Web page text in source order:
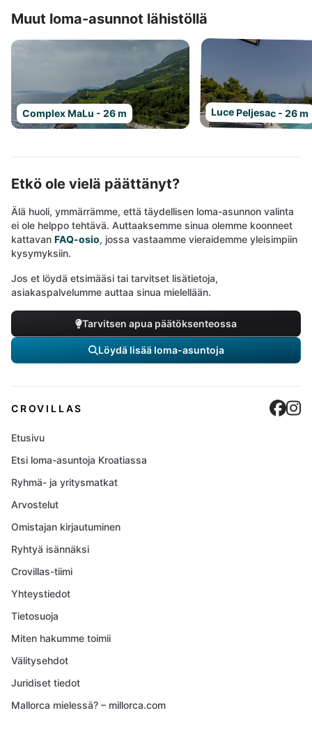
Muut loma-asunnot lähistöllä
Complex MaLu - 26 m Luce Peljesac - 26 m
Etkö ole vielä päättänyt?
Älä huoli, ymmärrämme, että täydellisen loma-asunnon valinta
ei ole helppo tehtävä. Auttaaksemme sinua olemme koonneet
kattavan FAQ-osio, jossa vastaamme vieraidemme yleisimpiin
kysymyksiin.
Jos et löydä etsimääsi tai tarvitset lisätietoja,
asiakaspalvelumme auttaa sinua mielellään.
Tarvitsen apua päätöksenteossa
Löydä lisää loma-asuntoja
CROVILLAS
Etusivu
Etsi loma-asuntoja Kroatiassa
Ryhmä- ja yritysmatkat
Arvostelut
Omistajan kirjautuminen
Ryhtyä isännäksi
Crovillas-tiimi
Yhteystiedot
Tietosuoja
Miten hakumme toimii
Välitysehdot
Juridiset tiedot
Mallorca mielessä? – millorca.com